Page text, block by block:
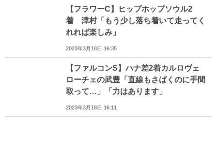
【フラワーC】ヒップホップソウル2
着 津村「もう少し落ち着いて走ってく
れれば楽しみ」
2023年3月18日 16:35
【ファルコンS】ハナ差2着カルロヴェ
ローチェの武豊「直線もさばくのに手間
取って…」「力はあります」
2023年3月18日 16:11